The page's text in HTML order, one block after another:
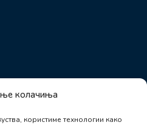
колачиња
користиме технологии како